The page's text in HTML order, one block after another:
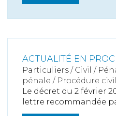
ACTUALITÉ EN
Particuliers / Civil /
pénale / Procédure
Le décret du 2 février
lettre recommandée